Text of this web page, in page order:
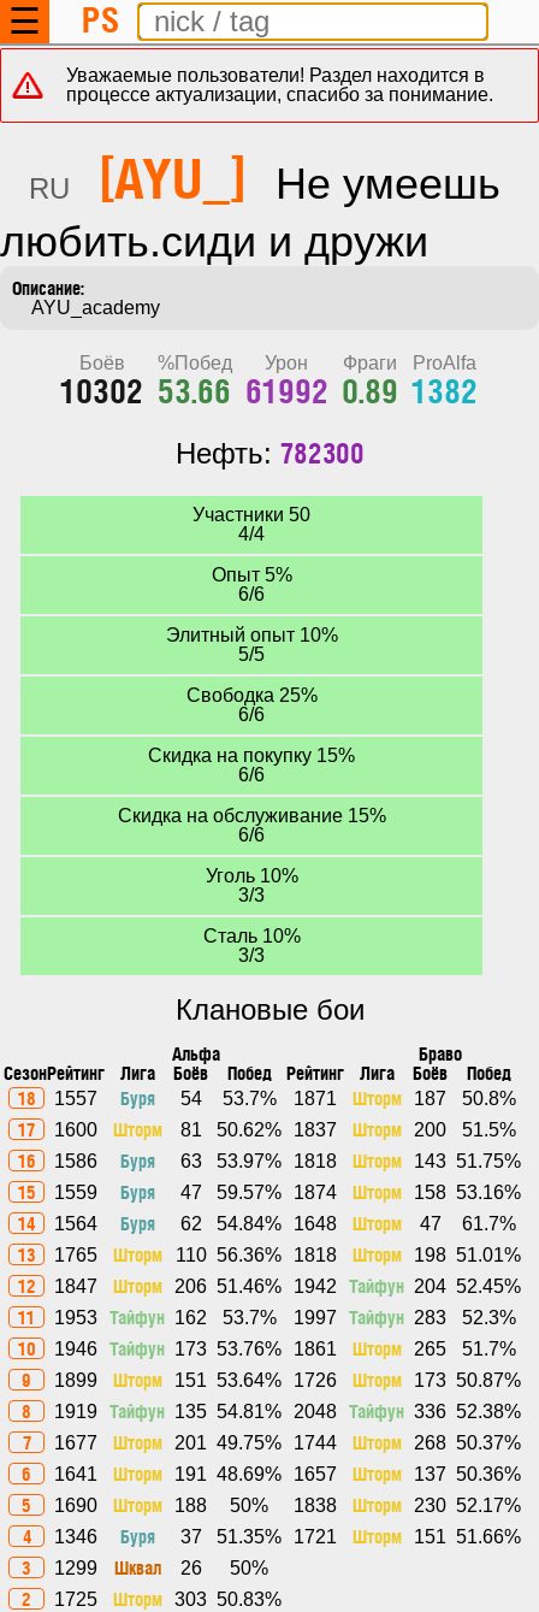
☰ PS
Уважаемые пользователи! Раздел находится в
процессе актуализации, спасибо за понимание.
RU [AYU_]
Не умеешь
любить.сиди и дружи
    AYU_academy
Боёв
10302
%Побед
53.66
Урон
61992
Фраги
0.89
ProAlfa
1382
Нефть: 782300
Участники 50
4/4
Опыт 5%
6/6
Элитный опыт 10%
5/5
Свободка 25%
6/6
Скидка на покупку 15%
6/6
Скидка на обслуживание 15%
6/6
Уголь 10%
3/3
Сталь 10%
3/3
Клановые бои
Альфа Браво
СезонРейтинг Лига Боёв Побед Рейтинг Лига Боёв
Побед
18
1557 Буря 54 53.7% 1871 Шторм 187 50.8%
17 1600 Шторм 81 50.62% 1837 Шторм 200 51.5%
16 1586 Буря 63 53.97% 1818 Шторм 143 51.75%
15 1559 Буря 47 59.57% 1874 Шторм 158 53.16%
14 1564 Буря 62 54.84% 1648 Шторм 47 61.7%
13 1765 Шторм 110 56.36% 1818 Шторм 198 51.01%
12 1847 Шторм 206 51.46% 1942 Тайфун 204 52.45%
11 1953 Тайфун 162 53.7% 1997 Тайфун 283 52.3%
10 1946 Тайфун 173 53.76% 1861 Шторм 265 51.7%
9 1899 Шторм 151 53.64% 1726 Шторм 173 50.87%
8 1919 Тайфун 135 54.81% 2048 Тайфун 336 52.38%
7 1677 Шторм 201 49.75% 1744 Шторм 268 50.37%
6 1641 Шторм 191 48.69% 1657 Шторм 137 50.36%
5 1690 Шторм 188 50% 1838 Шторм 230 52.17%
4 1346 Буря 37 51.35% 1721 Шторм 151 51.66%
3 1299 Шквал 26 50%
2 1725 Шторм 303 50.83%